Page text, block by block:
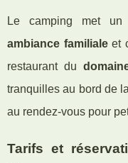
Le camping met un
ambiance familialeet
restaurant du
tranquilles au bord de la
au rendez-vous pour
Tarifs et